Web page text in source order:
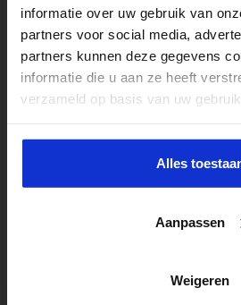
informatie over uw gebruik van
partners voor social media,
partners kunnen deze gegevens
informatie die u aan ze heeft
verzameld op basis van uw
Alles
Aanpassen
Weigeren
Coördinator